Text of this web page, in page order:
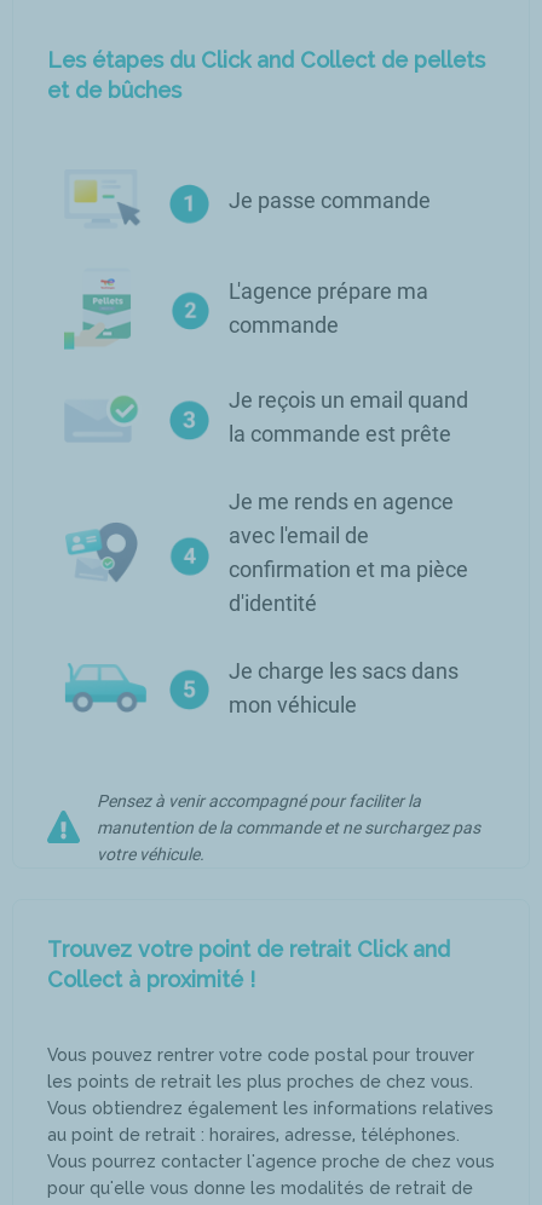
Les étapes du Click and Collect de pellets
et de bûches
Je passe commande
L'agence prépare ma
commande
Je reçois un email quand
la commande est prête
Je me rends en agence
avec l'email de
confirmation et ma pièce
d'identité
Je charge les sacs dans
mon véhicule
Pensez à venir accompagné pour faciliter la
manutention de la commande et ne surchargez pas
votre véhicule.
Trouvez votre point de retrait Click and
Collect à proximité !
Vous pouvez rentrer votre code postal pour trouver
les points de retrait les plus proches de chez vous.
Vous obtiendrez également les informations relatives
au point de retrait : horaires, adresse, téléphones.
Vous pourrez contacter l'agence proche de chez vous
pour qu'elle vous donne les modalités de retrait de